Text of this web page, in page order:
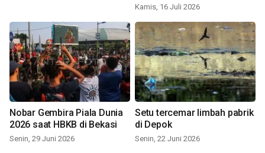
Kamis, 16 Juli 2026
Nobar Gembira Piala Dunia
2026 saat HBKB di Bekasi
Senin, 29 Juni 2026
Setu tercemar limbah pabrik
di Depok
Senin, 22 Juni 2026